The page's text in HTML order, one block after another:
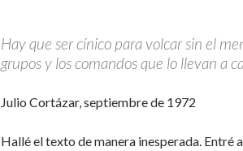
Hay que ser cínico para volcar sin el
grupos y los comandos que lo llevan a
Julio Cortázar, septiembre de 1972
Hallé el texto de manera inesperada.